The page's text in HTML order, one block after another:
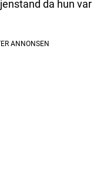
da hun var